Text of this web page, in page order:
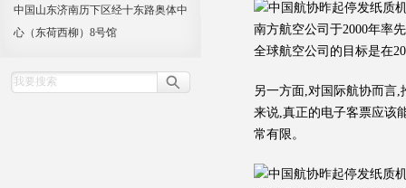
中国山东济南历下区经十东路奥体中
心（东荷西柳）8号馆
南方航空公司于2000年率
全球航空公司的目标是在
另一方面,对国际航协而言
来说,真正的电子客票应该
常有限。